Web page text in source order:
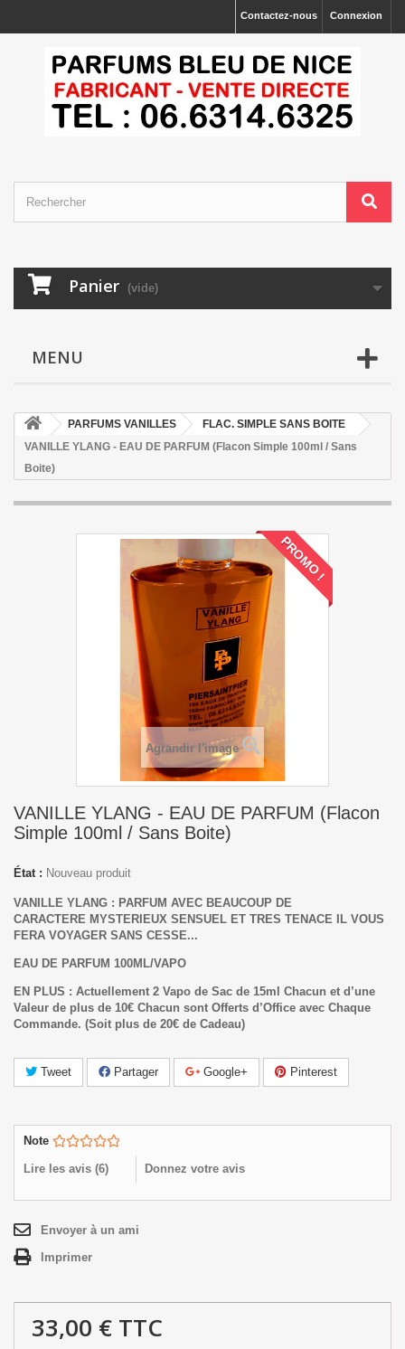
Connexion
Contactez-nous
Panier (vide)
MENU
PARFUMS VANILLES
FLAC. SIMPLE SANS BOITE
VANILLE YLANG - EAU DE PARFUM (Flacon Simple 100ml / Sans
Boite)
PROMO !
Agrandir l'image
VANILLE YLANG - EAU DE PARFUM (Flacon
Simple 100ml / Sans Boite)
État : Nouveau produit
VANILLE YLANG : PARFUM AVEC BEAUCOUP DE
CARACTERE MYSTERIEUX SENSUEL ET TRES TENACE IL VOUS
FERA VOYAGER SANS CESSE...
EAU DE PARFUM 100ML/VAPO
EN PLUS : Actuellement 2 Vapo de Sac de 15ml Chacun et d’une
Valeur de plus de 10€ Chacun sont Offerts d’Office avec Chaque
Commande. (Soit plus de 20€ de Cadeau)
Tweet Partager Google+ Pinterest
Note
Lire les avis (6) Donnez votre avis
Envoyer à un ami
Imprimer
33,00 € TTC